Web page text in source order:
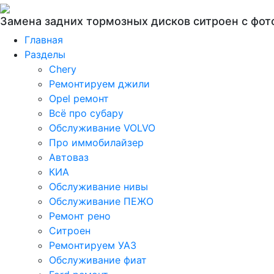
Замена задних тормозных дисков ситроен с
Главная
Разделы
Chery
Ремонтируем джили
Opel ремонт
Всё про субару
Обслуживание VOLVO
Про иммобилайзер
Автоваз
КИА
Обслуживание нивы
Обслуживание ПЕЖО
Ремонт рено
Ситроен
Ремонтируем УАЗ
Обслуживание фиат